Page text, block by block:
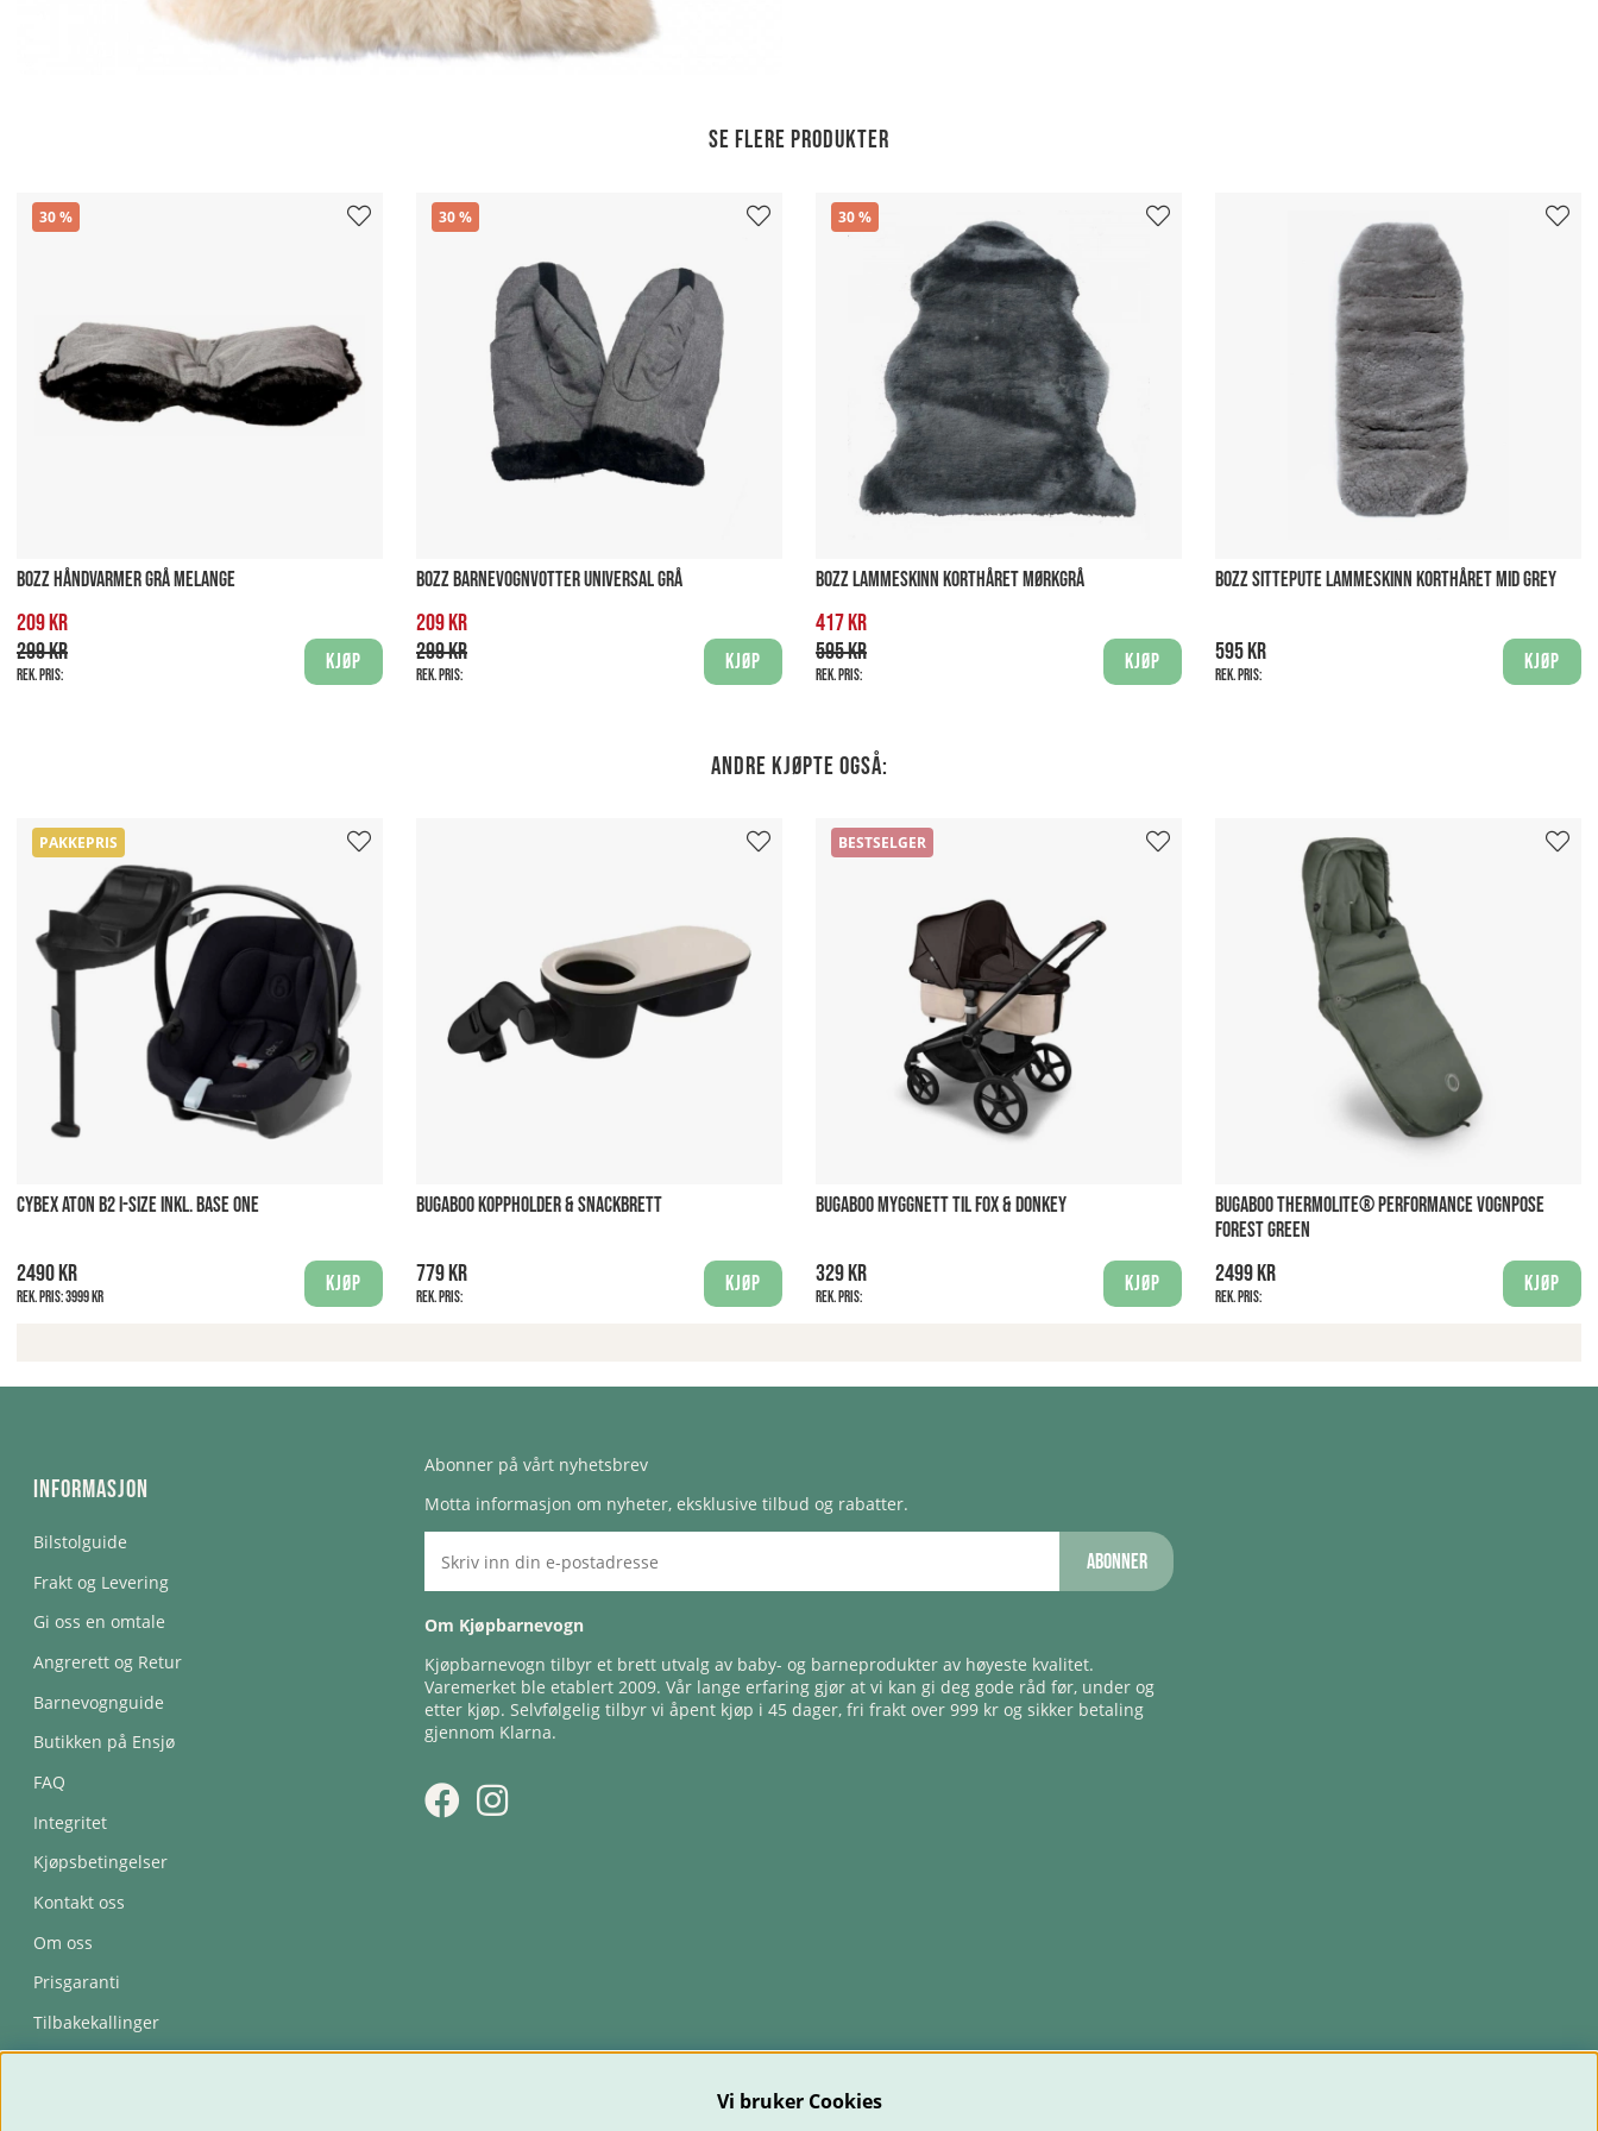
Se flere produkter
30
BOZZ HÅNDVARMER GRÅ MELANGE
209 kr
299 kr
Rek. pris:
Kjøp
30
BOZZ BARNEVOGNVOTTER UNIVERSAL GRÅ
209 kr
299 kr
Rek. pris:
Kjøp
30
BOZZ LAMMESKINN KORTHÅRET MØRKGRÅ
417 kr
595 kr
Rek. pris:
Kjøp
BOZZ SITTEPUTE LAMMESKINN KORTHÅRET MID GREY
595 kr
Rek. pris:
Kjøp
Andre kjøpte også:
PAKKEPRIS
CYBEX ATON B2 I-SIZE INKL. BASE ONE
2490 kr
Rek. pris:3999 kr
Kjøp
BUGABOO KOPPHOLDER & SNACKBRETT
779 kr
Rek. pris:
Kjøp
BESTSELGER
BUGABOO MYGGNETT TIL FOX & DONKEY
329 kr
Rek. pris:
Kjøp
BUGABOO THERMOLITE® PERFORMANCE VOGNPOSE
FOREST GREEN
2499 kr
Rek. pris:
Kjøp
Informasjon
Bilstolguide
Frakt og Levering
Gi oss en omtale
Angrerett og Retur
Barnevognguide
Butikken på Ensjø
FAQ
Integritet
Kjøpsbetingelser
Kontakt oss
Om oss
Prisgaranti
Tilbakekallinger
Abonner på vårt nyhetsbrev
Motta informasjon om nyheter, eksklusive tilbud og rabatter.
Abonner
Om Kjøpbarnevogn
Kjøpbarnevogn tilbyr et brett utvalg av baby- og barneprodukter av høyeste kvalitet.
Varemerket ble etablert 2009. Vår lange erfaring gjør at vi kan gi deg gode råd før, under og
etter kjøp. Selvfølgelig tilbyr vi åpent kjøp i 45 dager, fri frakt over 999 kr og sikker betaling
gjennom Klarna.
Vi bruker Cookies